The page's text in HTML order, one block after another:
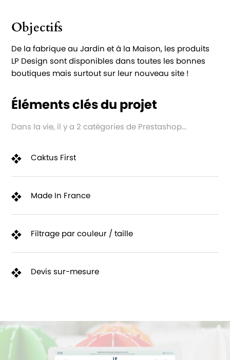
Objectifs
De la fabrique au Jardin et à la Maison, les produits
LP Design sont disponibles dans toutes les bonnes
boutiques mais surtout sur leur nouveau site !
Éléments clés du projet
Dans la vie, il y a 2 catégories de Prestashop...
Caktus First
Made In France
Filtrage par couleur / taille
Devis sur-mesure